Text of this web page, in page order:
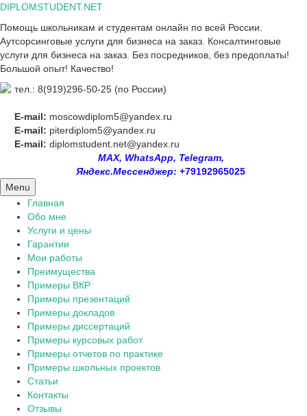
Skip
content
DIPLOMSTUDENT.NET
Помощь школьникам и студентам онлайн по всей России.
Аутсорсинговые услуги для бизнеса на заказ. Консалтинговые
услуги для бизнеса на заказ. Без посредников, без предоплаты!
Большой опыт! Качество!
тел.: 8(919)296-50-25 (по России)
E-mail: moscowdiplom5@yandex.ru
E-mail: piterdiplom5@yandex.ru
E-mail: diplomstudent.net@yandex.ru
MAX, WhatsApp, Telegram,
Яндекс.Мессенджер: +79192965025
Menu
Главная
Обо мне
Услуги и цены
Гарантии
Мои работы
Преимущества
Примеры ВКР
Примеры презентаций
Примеры докладов
Примеры диссертаций
Примеры курсовых работ
Примеры отчетов по практике
Примеры школьных проектов
Статьи
Контакты
Отзывы